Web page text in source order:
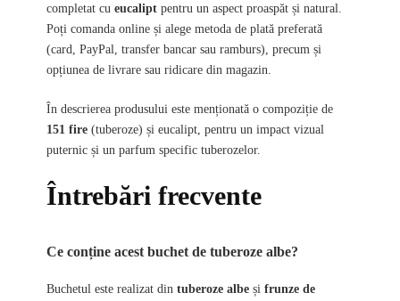
completat cu eucalipt pentru un aspect proaspăt și natural.
Poți comanda online și alege metoda de plată preferată
(card, PayPal, transfer bancar sau ramburs), precum și
opțiunea de livrare sau ridicare din magazin.
În descrierea produsului este menționată o compoziție de
151 fire (tuberoze) și eucalipt, pentru un impact vizual
puternic și un parfum specific tuberozelor.
Întrebări frecvente
Ce conține acest buchet de tuberoze albe?
Buchetul este realizat din tuberoze albe și frunze de